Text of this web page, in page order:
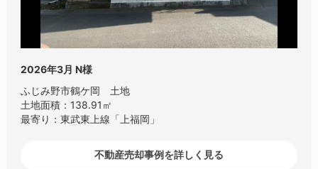
2026年3月 N様
ふじみ野市鶴ケ岡 土地
土地面積：138.91㎡
最寄り：東武東上線「上福岡」
不動産売却事例を詳しく見る